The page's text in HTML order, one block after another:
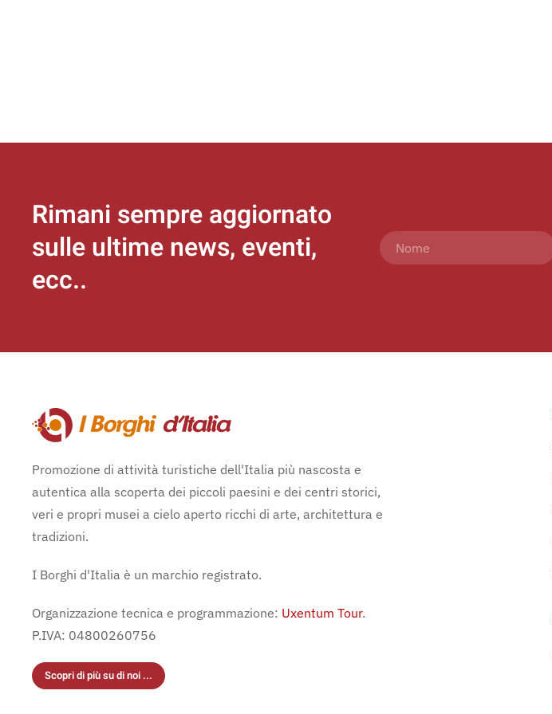
Rimani sempre aggiornato
sulle ultime news, eventi,
ecc..
Promozione di attività turistiche dell'Italia più nascosta e
autentica alla scoperta dei piccoli paesini e dei centri storici,
veri e propri musei a cielo aperto ricchi di arte, architettura e
tradizioni.
I Borghi d'Italia è un marchio registrato.
Organizzazione tecnica e programmazione: Uxentum Tour.
P.IVA: 04800260756
Scopri di più su di noi ...